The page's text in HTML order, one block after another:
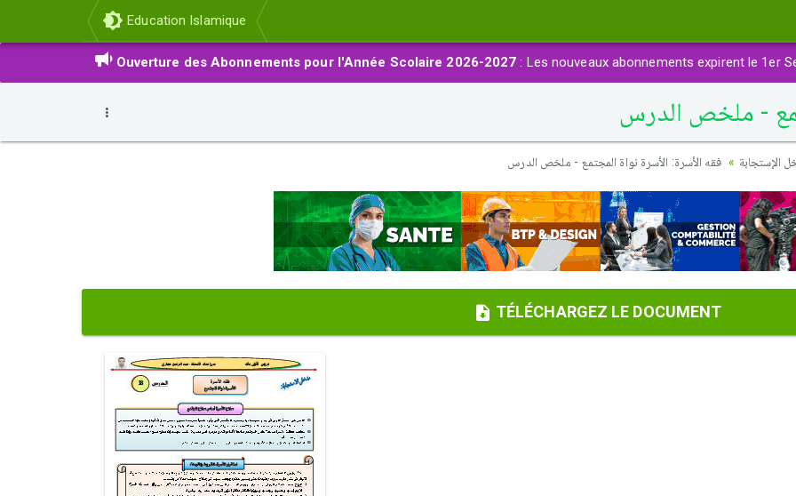
Education Islamique
Ouverture des Abonnements pour l'Année Scolaire 2026-2027 : Les nouveaux abonnements expirent le 1er
- ملخص الدرس
الإستجابة فقه الأسرة: الأسرة نواة المجتمع - ملخص الدرس
TÉLÉCHARGEZ LE DOCUMENT